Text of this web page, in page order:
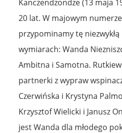
Kanczendzondze (13 maja
20 lat. W majowym numerze
przypominamy tę
wymiarach: Wanda
Ambitna i Samotna.
partnerki z wypraw
Czerwińska i Krystyna
Krzysztof Wielicki i Janusz
jest Wanda dla młodego